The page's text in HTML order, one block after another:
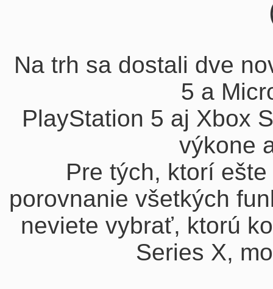
Na trh sa dostali dve
5 a
PlayStation 5 aj Xbox
výkone
Pre tých, ktorí
porovnanie všetkých
neviete vybrať, ktorú
Series X,